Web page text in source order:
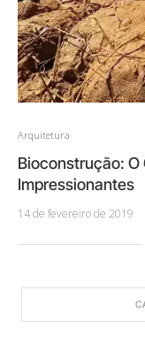
Arquitetura
Bioconstrução: O
Impressionantes
14 de fevereiro de 2019